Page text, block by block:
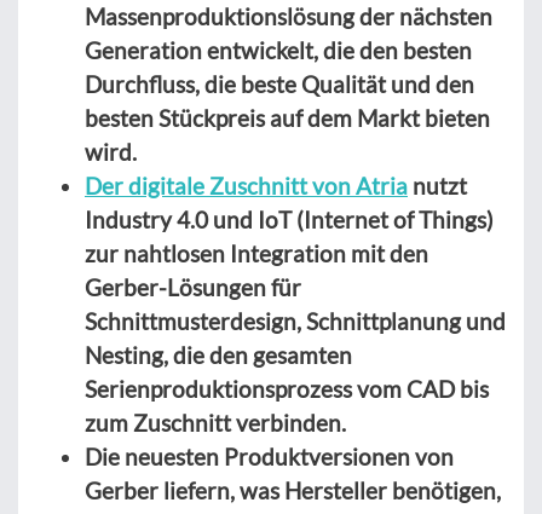
Massenproduktionslösung der nächsten
Generation entwickelt, die den besten
Durchfluss, die beste Qualität und den
besten Stückpreis auf dem Markt bieten
wird.
Der digitale Zuschnitt von Atria nutzt
Industry 4.0 und IoT (Internet of Things)
zur nahtlosen Integration mit den
Gerber-Lösungen für
Schnittmusterdesign, Schnittplanung und
Nesting, die den gesamten
Serienproduktionsprozess vom CAD bis
zum Zuschnitt verbinden.
Die neuesten Produktversionen von
Gerber liefern, was Hersteller benötigen,